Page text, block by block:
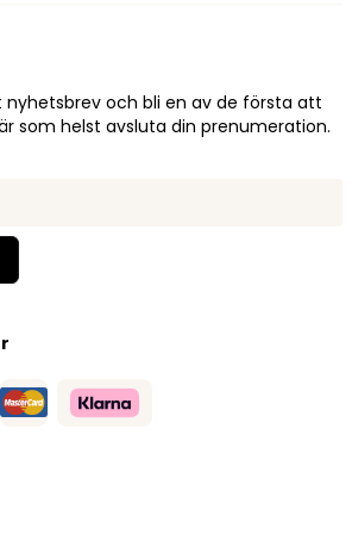
nyhetsbrev och bli en av de första att
som helst avsluta din prenumeration.